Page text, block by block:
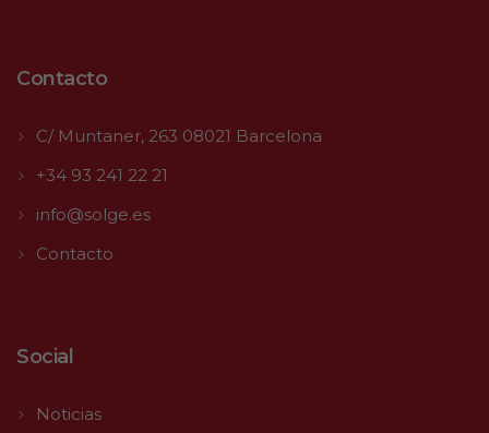
Contacto
C/ Muntaner, 263 08021 Barcelona
+34 93 241 22 21
info@solge.es
Contacto
Social
Noticias